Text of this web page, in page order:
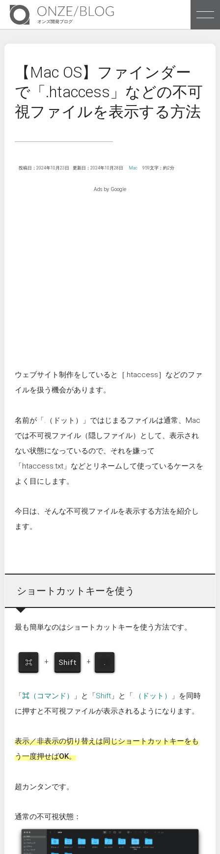
オンズ開発ブログ
株式会社オンズのブログです
Archives
【Mac OS】ファインダー
で「.htaccess」などの不可
視ファイルを表示する方法
投稿日：2024年10月23日 更新日：2024年10月28日 Mac 959文字：約2分
Ads by Google
ウェブサイト制作をしていると［.htaccess］などのファ
イルを扱う機会があります。
名前が「.（ドット）」ではじまるファイルは通常、Mac
では不可視ファイル（隠しファイル）として、表示され
ない状態になっているので、それを嫌って
「htaccess.txt」などとリネームして使っているケースを
よく目にします。
今日は、そんな不可視ファイルを表示する方法を紹介し
ます。
ショートカットキーを使う
最も簡単なのはショートカットキーを使う方法です。
⌘ + Shift + .
「⌘（コマンド） 」と「Shift 」と「.（ドット）
」を同時
に押すと不可視ファイルが表示されるようになります。
表示／非表示の切り替えは同じショートカットキーをも
う一度押せばOK。
超カンタンです。
通常の不可視状態：